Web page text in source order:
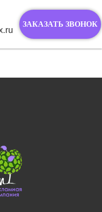
ЗАКАЗАТЬ ЗВОНОК